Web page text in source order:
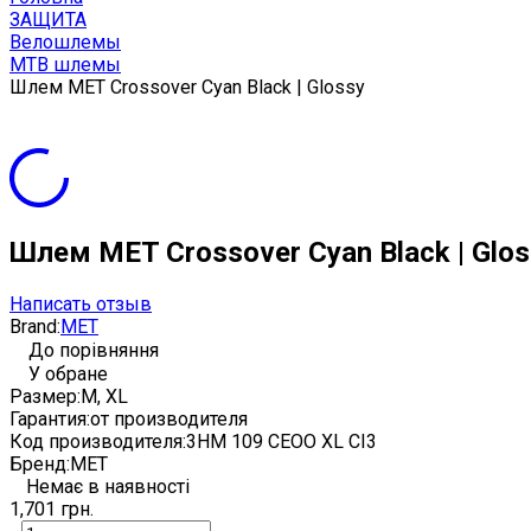
ЗАЩИТА
Велошлемы
MTB шлемы
Шлем MET Crossover Cyan Black | Glossy
Шлем MET Crossover Cyan Black |
Написать отзыв
Brand:MET
До порівняння
У обране
Размер:M, XL
Гарантия:от производителя
Код производителя:3HM 109 CEOO XL CI3
Бренд:MET
Немає в наявності
1,701 грн.